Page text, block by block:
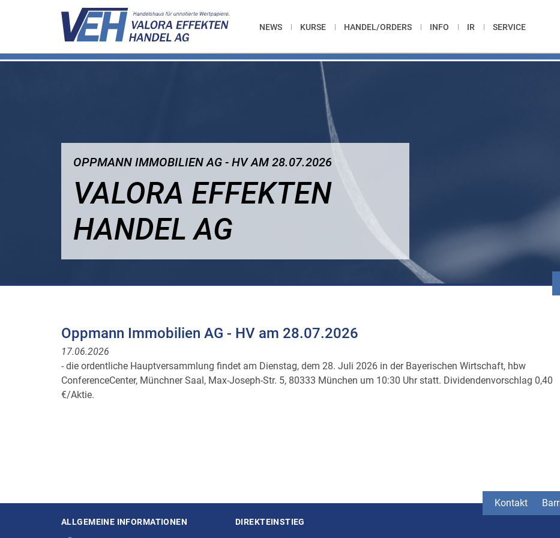
NEWS KURSE HANDEL/ORDERS INFO IR SERVICE
OPPMANN IMMOBILIEN AG - HV AM 28.07.2026
VALORA EFFEKTEN
HANDEL AG
Oppmann Immobilien AG - HV am 28.07.2026
17.06.2026
- die ordentliche Hauptversammlung findet am Dienstag, dem 28. Juli 2026 in der Bayerischen Wirtschaft, hbw
ConferenceCenter, Münchner Saal, Max-Joseph-Str. 5, 80333 München um 10:30 Uhr statt. Dividendenvorschlag 0,40
€/Aktie.
Kontakt
Seitenstruktur
ALLGEMEINE INFORMATIONEN DIREKTEINSTIEG